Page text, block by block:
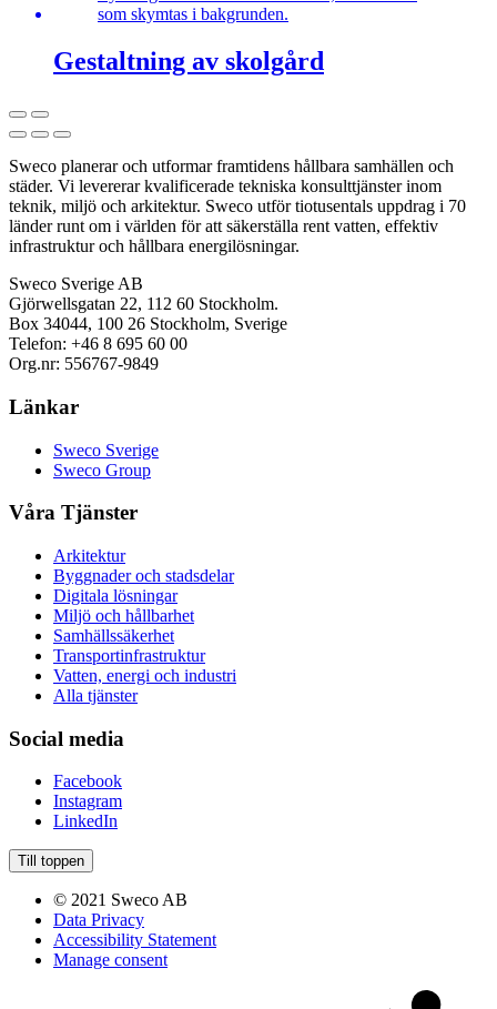
Gestaltning av skolgård
Sweco planerar och utformar framtidens hållbara samhällen och
städer. Vi levererar kvalificerade tekniska konsulttjänster inom
teknik, miljö och arkitektur. Sweco utför tiotusentals uppdrag i 70
länder runt om i världen för att säkerställa rent vatten, effektiv
infrastruktur och hållbara energilösningar.
Sweco Sverige AB
Gjörwellsgatan 22, 112 60 Stockholm.
Box 34044, 100 26 Stockholm, Sverige
Telefon: +46 8 695 60 00
Org.nr: 556767-9849
Länkar
Sweco Sverige
Sweco Group
Våra Tjänster
Arkitektur
Byggnader och stadsdelar
Digitala lösningar
Miljö och hållbarhet
Samhällssäkerhet
Transportinfrastruktur
Vatten, energi och industri
Alla tjänster
Social media
Facebook
Instagram
LinkedIn
Till toppen
© 2021 Sweco AB
Data Privacy
Accessibility Statement
Manage consent